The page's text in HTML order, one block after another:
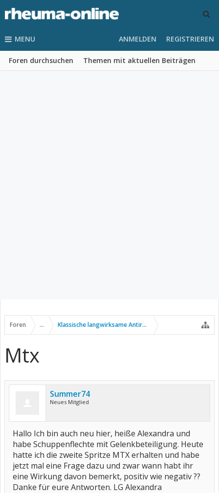
MENU
Foren durchsuchen Themen mit aktuellen Beiträgen
ANMELDEN REGISTRIEREN
Foren ... Klassische langwirksame Antirheumatika
Mtx
Summer74
Neues Mitglied
Hallo Ich bin auch neu hier, heiße Alexandra und
habe Schuppenflechte mit Gelenkbeteiligung. Heute
hatte ich die zweite Spritze MTX erhalten und habe
jetzt mal eine Frage dazu und zwar wann habt ihr
eine Wirkung davon bemerkt, positiv wie negativ ??
Danke für eure Antworten. LG Alexandra